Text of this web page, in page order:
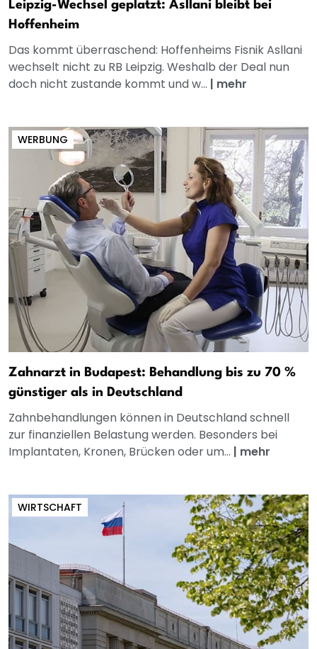
Leipzig-Wechsel geplatzt: Asllani bleibt bei
Hoffenheim
Das kommt überraschend: Hoffenheims Fisnik Asllani
wechselt nicht zu RB Leipzig. Weshalb der Deal nun
doch nicht zustande kommt und w... | mehr
WERBUNG
Zahnarzt in Budapest: Behandlung bis zu 70 %
günstiger als in Deutschland
Zahnbehandlungen können in Deutschland schnell
zur finanziellen Belastung werden. Besonders bei
Implantaten, Kronen, Brücken oder um... | mehr
WIRTSCHAFT